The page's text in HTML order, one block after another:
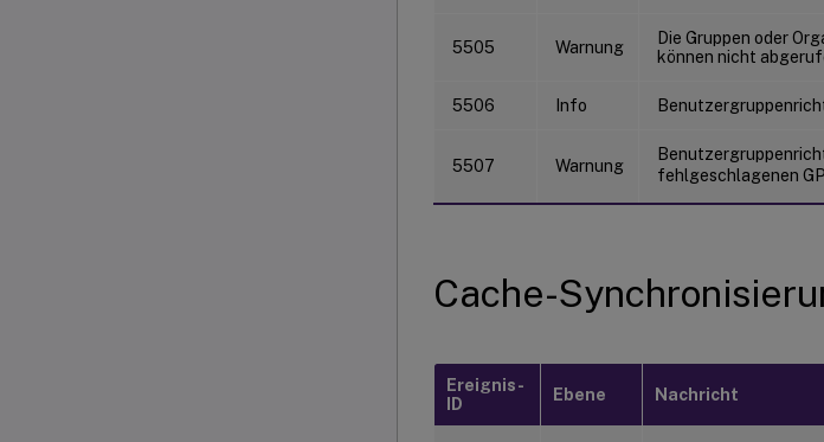
5505 Warnung
Die Gruppen oder
können nicht
5506 Info
5507 Warnung
fehlgeschlagenen
Cache-
Ereignis-
ID
Ebene Nachricht